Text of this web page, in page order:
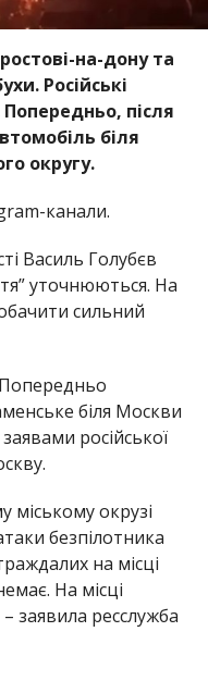
на-дону та
Російські
після
біля
округу.
канали.
Василь Голубєв
уточнюються. На
сильний
біля Москви
російської
міському окрузі
безпілотника
на місці
На місці
заявила ресслужба